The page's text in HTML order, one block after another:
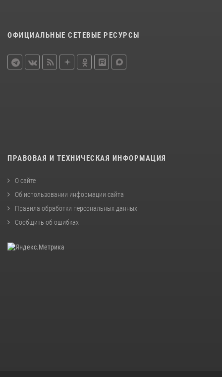
ОФИЦИАЛЬНЫЕ СЕТЕВЫЕ РЕСУРСЫ
ПРАВОВАЯ И ТЕХНИЧЕСКАЯ ИНФОРМАЦИЯ
О сайте
Об использовании информации сайта
Правила обработки персональных данных
Сообщить об ошибках